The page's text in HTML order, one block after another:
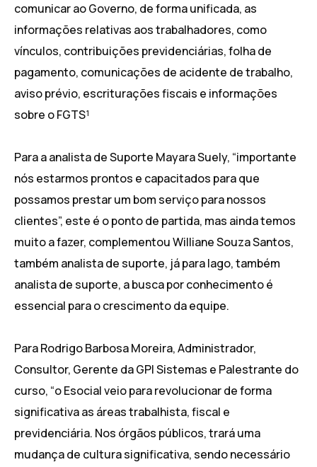
comunicar ao Governo, de forma unificada, as
informações relativas aos trabalhadores, como
vínculos, contribuições previdenciárias, folha de
pagamento, comunicações de acidente de trabalho,
aviso prévio, escriturações fiscais e informações
sobre o FGTS¹
Para a analista de Suporte Mayara Suely, “importante
nós estarmos prontos e capacitados para que
possamos prestar um bom serviço para nossos
clientes”, este é o ponto de partida, mas ainda temos
muito a fazer, complementou Williane Souza Santos,
também analista de suporte, já para Iago, também
analista de suporte, a busca por conhecimento é
essencial para o crescimento da equipe.
Para Rodrigo Barbosa Moreira, Administrador,
Consultor, Gerente da GPI Sistemas e Palestrante do
curso, “o Esocial veio para revolucionar de forma
significativa as áreas trabalhista, fiscal e
previdenciária. Nos órgãos públicos, trará uma
mudança de cultura significativa, sendo necessário